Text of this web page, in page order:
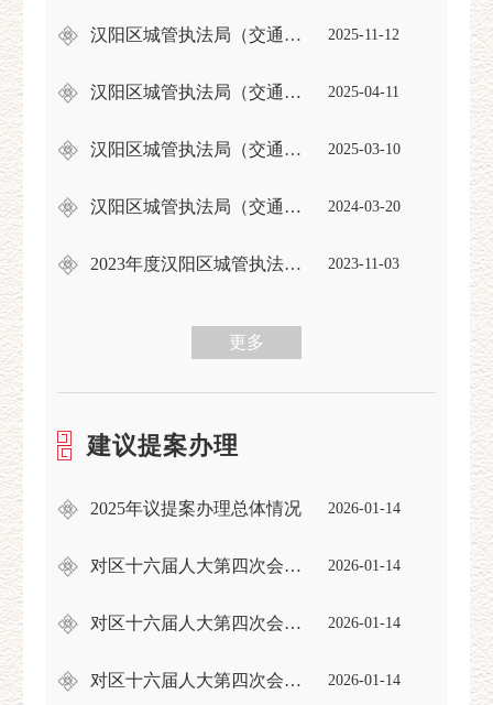
汉阳区城管执法局（交通局）2025年度双随机、一公开部门联合抽查工作结果公示 2025-11-12
汉阳区城管执法局（交通局）2025年度“双随机、一公开”抽查工作计划 2025-04-11
汉阳区城管执法局（交通局）2024年度双随机部门联合抽查工作结果公示 2025-03-10
汉阳区城管执法局（交通局）2024年度双随机抽查工作计划 2024-03-20
2023年度汉阳区城管执法局（交通局）双随机部门联合抽查工作结果公示 2023-11-03
更多
建议提案办理
2025年议提案办理总体情况 2026-01-14
对区十六届人大第四次会议第A202559号建议办理答复的函 2026-01-14
对区十六届人大第四次会议第A202530号建议办理答复的函 2026-01-14
对区十六届人大第四次会议第A202518号建议办理答复的函 2026-01-14